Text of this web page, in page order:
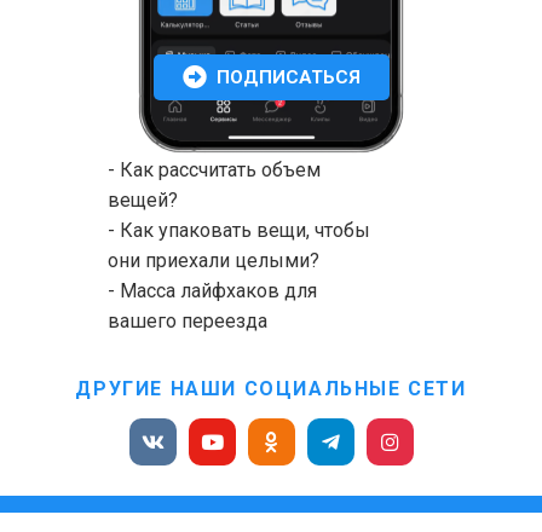
- Как рассчитать объем
вещей?
- Как упаковать вещи, чтобы
они приехали целыми?
- Масса лайфхаков для
вашего переезда
ПОДПИСАТЬСЯ
ДРУГИЕ НАШИ СОЦИАЛЬНЫЕ СЕТИ